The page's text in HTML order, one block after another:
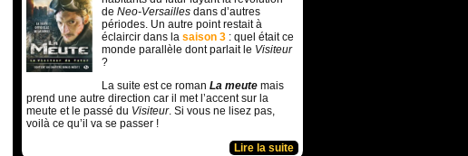
de Neo-Versailles dans d’autres
périodes. Un autre point restait à
éclaircir dans la saison 3 : quel était ce
monde parallèle dont parlait le Visiteur
?
La suite est ce roman La meute mais
prend une autre direction car il met l’accent sur la
meute et le passé du Visiteur. Si vous ne lisez pas,
voilà ce qu’il va se passer !
Lire la suite